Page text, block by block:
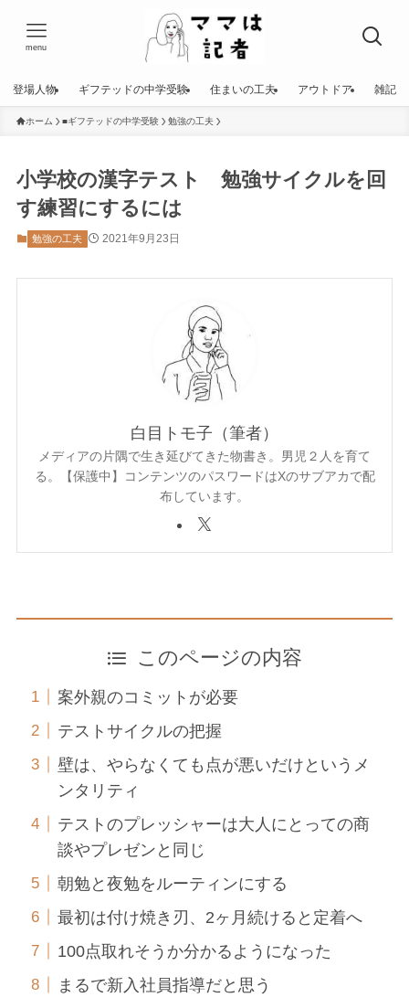
menu
登場人物 ギフテッドの中学受験 住まいの工夫 アウトドア 雑記
ホーム ■ギフテッドの中学受験 勉強の工夫
小学校の漢字テスト 勉強サイクルを回
す練習にするには
勉強の工夫 2021年9月23日
白目トモ子（筆者）
メディアの片隅で生き延びてきた物書き。男児２人を育て
る。【保護中】コンテンツのパスワードはXのサブアカで配
布しています。
このページの内容
案外親のコミットが必要
テストサイクルの把握
壁は、やらなくても点が悪いだけというメ
ンタリティ
テストのプレッシャーは大人にとっての商
談やプレゼンと同じ
朝勉と夜勉をルーティンにする
最初は付け焼き刃、2ヶ月続けると定着へ
100点取れそうか分かるようになった
まるで新入社員指導だと思う